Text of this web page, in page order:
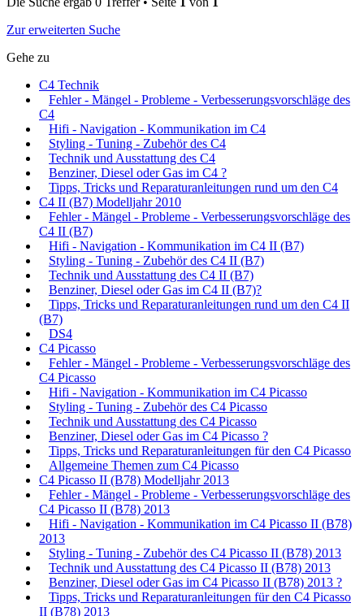
Zur erweiterten Suche
Gehe zu
C4 Technik
Fehler - Mängel - Probleme - Verbesserungsvorschläge des
C4
Hifi - Navigation - Kommunikation im C4
Styling - Tuning - Zubehör des C4
Technik und Ausstattung des C4
Benziner, Diesel oder Gas im C4 ?
Tipps, Tricks und Reparaturanleitungen rund um den C4
C4 II (B7) Modelljahr 2010
Fehler - Mängel - Probleme - Verbesserungsvorschläge des
C4 II (B7)
Hifi - Navigation - Kommunikation im C4 II (B7)
Styling - Tuning - Zubehör des C4 II (B7)
Technik und Ausstattung des C4 II (B7)
Benziner, Diesel oder Gas im C4 II (B7)?
Tipps, Tricks und Reparaturanleitungen rund um den C4 II
(B7)
DS4
C4 Picasso
Fehler - Mängel - Probleme - Verbesserungsvorschläge des
C4 Picasso
Hifi - Navigation - Kommunikation im C4 Picasso
Styling - Tuning - Zubehör des C4 Picasso
Technik und Ausstattung des C4 Picasso
Benziner, Diesel oder Gas im C4 Picasso ?
Tipps, Tricks und Reparaturanleitungen für den C4 Picasso
Allgemeine Themen zum C4 Picasso
C4 Picasso II (B78) Modelljahr 2013
Fehler - Mängel - Probleme - Verbesserungsvorschläge des
C4 Picasso II (B78) 2013
Hifi - Navigation - Kommunikation im C4 Picasso II (B78)
2013
Styling - Tuning - Zubehör des C4 Picasso II (B78) 2013
Technik und Ausstattung des C4 Picasso II (B78) 2013
Benziner, Diesel oder Gas im C4 Picasso II (B78) 2013 ?
Tipps, Tricks und Reparaturanleitungen für den C4 Picasso
II (B78) 2013